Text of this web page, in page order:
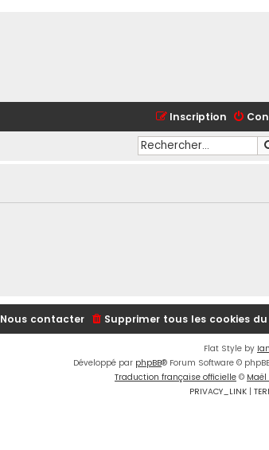
Inscription
Supprimer tous les cookies
Nous contacter
Flat Style by
Développé par phpBB® Forum Software ©
Traduction française officielle © Maël
PRIVACY_LINK |